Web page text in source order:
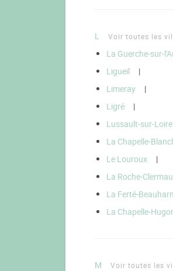
L Voir toutes les
La Guerche-sur-
Ligueil
|
Limeray
|
Ligré
|
Lussault-sur-Loire
La Chapelle-
Le Louroux
|
La Roche-
La Ferté-
La Chapelle-
M Voir toutes les